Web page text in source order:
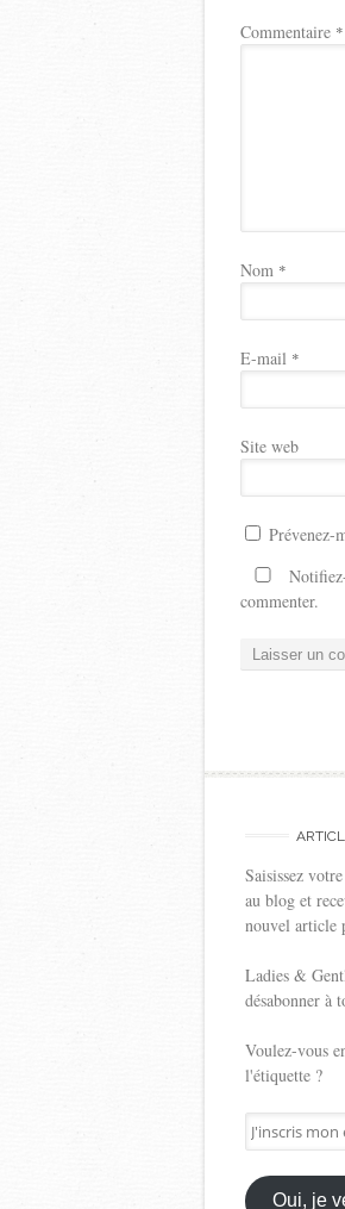
Commentaire *
Nom *
E-mail *
Site web
Prévenez-
commenter.
Saisissez
au blog et
nouvel article
Ladies &
désabonner à
Voulez-vous
l'étiquette ?
J'inscris
mon
email
ici
Oui, je